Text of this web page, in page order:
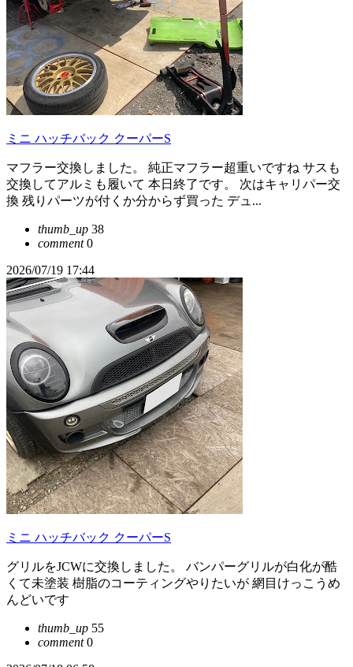
ミニ ハッチバック クーパーS
マフラー交換しました。 純正マフラー超重いですね サスも
交換してアルミも履いて 本日終了です。 次はキャリパー交
換 残りパーツが付くか分からず買った デュ...
thumb_up 38
comment0
2026/07/19 17:44
ミニ ハッチバック クーパーS
グリルをJCWに交換しました。 バンパーグリルが白化が酷
くて未塗装 樹脂のコーティングやりたいが 網目けっこうめ
んどいです
thumb_up 55
comment0